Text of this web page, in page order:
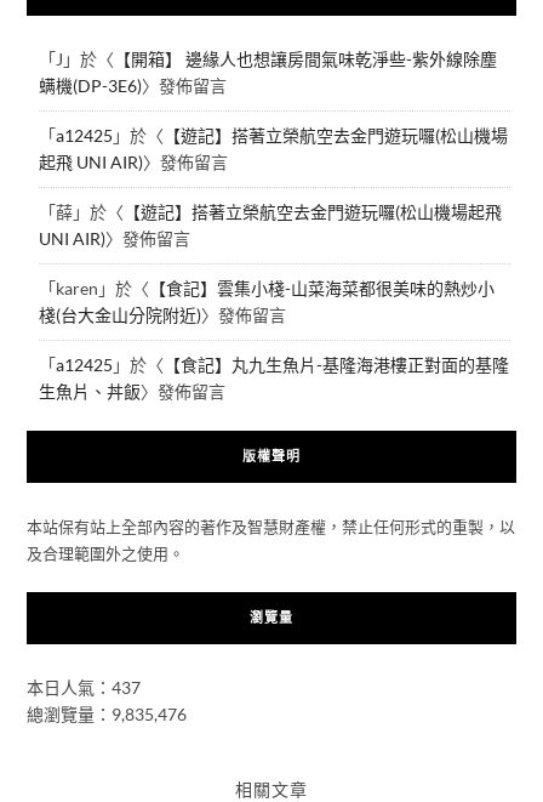
「J 」於〈 【開箱】 邊緣人也想讓房間氣味乾淨些-紫外線除塵
螨機(DP-3E6)〉發佈留言
「a12425 」於〈 【遊記】搭著立榮航空去金門遊玩囉(松山機場
起飛 UNI AIR)〉發佈留言
「薛」於〈 【遊記】搭著立榮航空去金門遊玩囉(松山機場起飛
UNI AIR)〉發佈留言
「karen 」於〈 【食記】雲集小棧-山菜海菜都很美味的熱炒小
棧(台大金山分院附近)〉發佈留言
「a12425 」於〈 【食記】丸九生魚片-基隆海港樓正對面的基隆
生魚片、丼飯〉發佈留言
版權聲明
本站保有站上全部內容的著作及智慧財產權，禁止任何形式的重製，以
及合理範圍外之使用。
瀏覽量
本日人氣：437
總瀏覽量：9,835,476
相關文章